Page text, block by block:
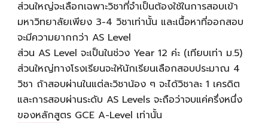
ส่วนใหญ่จะเลือกเฉพาะวิชาที่จำเป็นต้องใช้ในการสอบเข้า
มหาวิทยาลัยเพียง 3-4 วิชาเท่านั้น และเนื้อหาที่ออกสอบ
จะมีความยากกว่า AS Level
ส่วน AS Level จะเป็นในช่วง Year 12 ค่ะ (เทียบเท่า ม.5)
ส่วนใหญ่ทางโรงเรียนจะให้นักเรียนเลือกสอบประมาณ 4
วิชา ถ้าสอบผ่านในแต่ละวิชาน้อง ๆ จะได้วิชาละ 1 เครดิต
และการสอบผ่านระดับ AS Levels จะถือว่าจบแค่ครึ่งหนึ่ง
ของหลักสูตร GCE A-Level เท่านั้น